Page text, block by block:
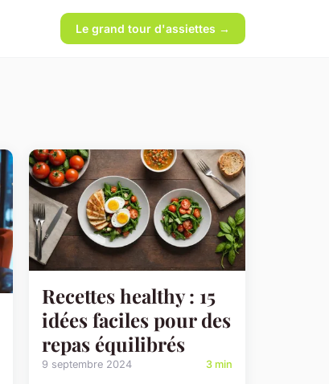
Le grand tour d'assiettes →
Recettes healthy : 15
idées faciles pour des
repas équilibrés
9 septembre 2024 3 min